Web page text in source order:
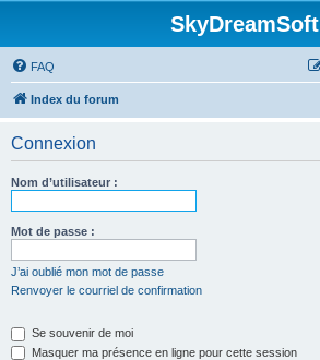
SkyDreamSoft
FAQ
Index du forum
Connexion
Nom d’utilisateur :
Mot de passe :
J’ai oublié mon mot de passe
Renvoyer le courriel de confirmation
Se souvenir de moi
Masquer ma présence en ligne pour cette session